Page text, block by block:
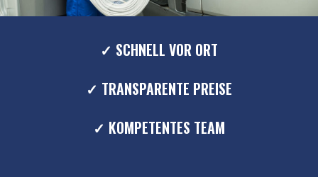
✓ SCHNELL VOR ORT
✓ TRANSPARENTE PREISE
✓ KOMPETENTES TEAM